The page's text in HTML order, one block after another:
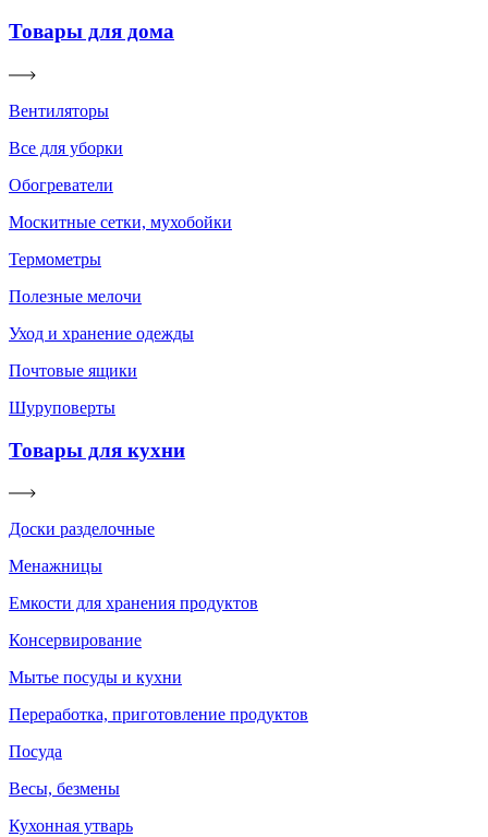
Товары для дома
Вентиляторы
Все для уборки
Обогреватели
Москитные сетки, мухобойки
Термометры
Полезные мелочи
Уход и хранение одежды
Почтовые ящики
Шуруповерты
Товары для кухни
Доски разделочные
Менажницы
Емкости для хранения продуктов
Консервирование
Мытье посуды и кухни
Переработка, приготовление продуктов
Посуда
Весы, безмены
Кухонная утварь